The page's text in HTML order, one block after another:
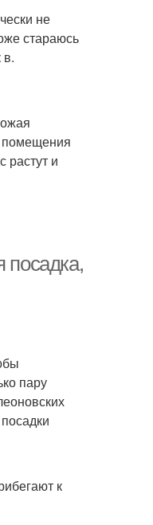
не
стараюсь
в.
помещения
растут и
посадка,
пару
к